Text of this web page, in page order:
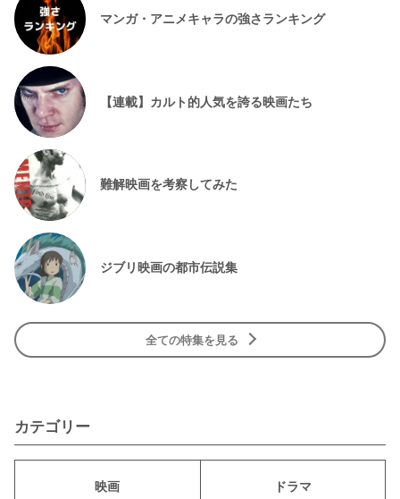
マンガ・アニメキャラの強さランキング
【連載】カルト的人気を誇る映画たち
難解映画を考察してみた
ジブリ映画の都市伝説集
全ての特集を見る
カテゴリー
映画 ドラマ